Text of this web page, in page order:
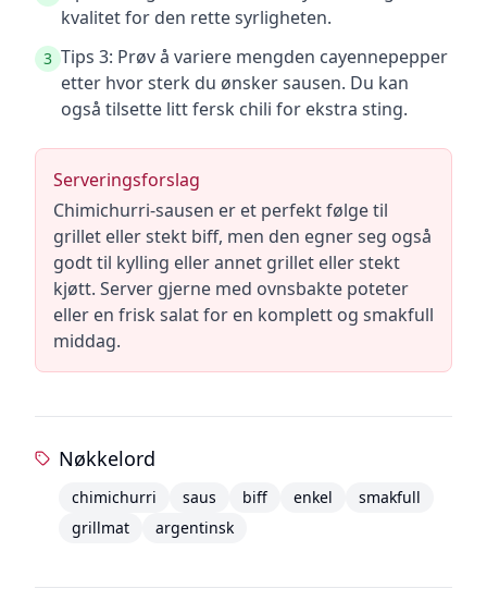
kvalitet for den rette syrligheten.
3 Tips 3: Prøv å variere mengden cayennepepper
etter hvor sterk du ønsker sausen. Du kan
også tilsette litt fersk chili for ekstra sting.
Serveringsforslag
Chimichurri-sausen er et perfekt følge til
grillet eller stekt biff, men den egner seg også
godt til kylling eller annet grillet eller stekt
kjøtt. Server gjerne med ovnsbakte poteter
eller en frisk salat for en komplett og smakfull
middag.
Nøkkelord
chimichurri saus biff enkel
smakfull
grillmat
argentinsk